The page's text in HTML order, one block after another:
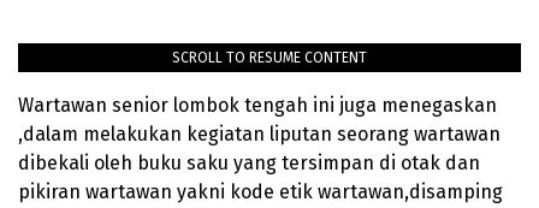
SCROLL TO RESUME CONTENT
Wartawan senior lombok tengah ini juga menegaskan
,dalam melakukan kegiatan liputan seorang wartawan
dibekali oleh buku saku yang tersimpan di otak dan
pikiran wartawan yakni kode etik wartawan,disamping